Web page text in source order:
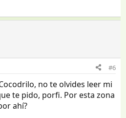
#6
no te olvides leer mi
te pido, porfi. Por esta zona
ahí?